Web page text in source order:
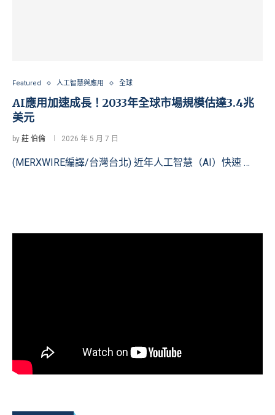
Featured 人工智慧與應用 全球
AI應用加速成長！2033年全球市場規模估達3.4兆
美元
by 莊 伯倫 2026 年 5 月 7 日
(MERXWIRE編譯/台灣台北) 近年人工智慧（AI）快速 …